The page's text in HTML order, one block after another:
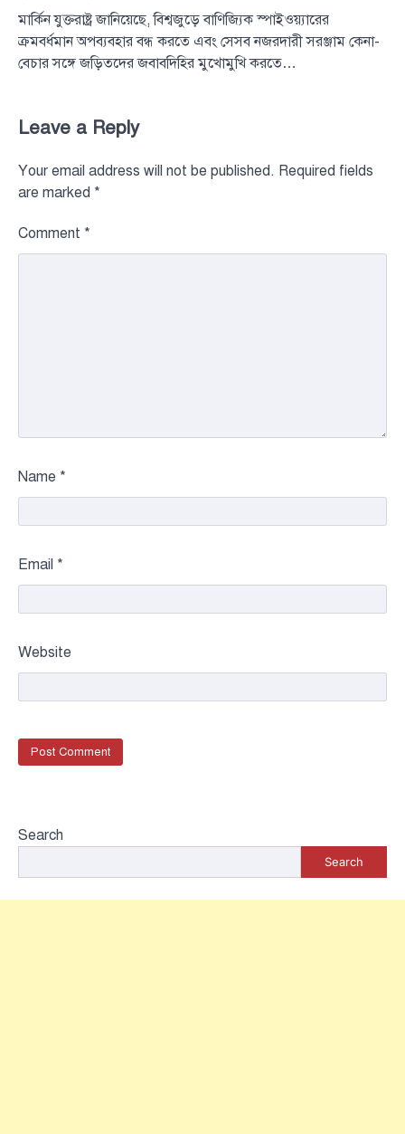
মার্কিন যুক্তরাষ্ট্র জানিয়েছে, বিশ্বজুড়ে বাণিজ্যিক স্পাইওয়্যারের
ক্রমবর্ধমান অপব্যবহার বন্ধ করতে এবং সেসব নজরদারী সরঞ্জাম কেনা-
বেচার সঙ্গে জড়িতদের জবাবদিহির মুখোমুখি করতে…
Leave a Reply
Your email address will not be published. Required fields
are marked *
Comment *
Name *
Email *
Website
Search
Search